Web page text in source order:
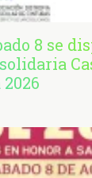
8 se